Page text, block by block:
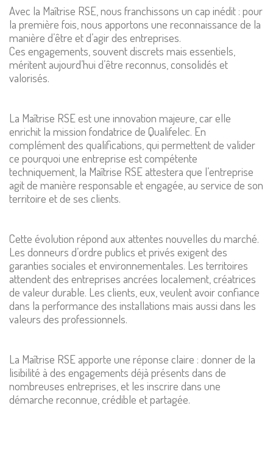
Avec la Maîtrise RSE, nous franchissons un cap inédit : pour
la première fois, nous apportons une reconnaissance de la
manière d’être et d’agir des entreprises.
Ces engagements, souvent discrets mais essentiels,
méritent aujourd’hui d’être reconnus, consolidés et
valorisés.
La Maîtrise RSE est une innovation majeure, car elle
enrichit la mission fondatrice de Qualifelec. En
complément des qualifications, qui permettent de valider
ce pourquoi une entreprise est compétente
techniquement, la Maîtrise RSE attestera que l’entreprise
agit de manière responsable et engagée, au service de son
territoire et de ses clients.
Cette évolution répond aux attentes nouvelles du marché.
Les donneurs d’ordre publics et privés exigent des
garanties sociales et environnementales. Les territoires
attendent des entreprises ancrées localement, créatrices
de valeur durable. Les clients, eux, veulent avoir confiance
dans la performance des installations mais aussi dans les
valeurs des professionnels.
La Maîtrise RSE apporte une réponse claire : donner de la
lisibilité à des engagements déjà présents dans de
nombreuses entreprises, et les inscrire dans une
démarche reconnue, crédible et partagée.